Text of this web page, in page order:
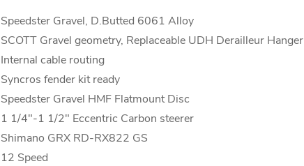
Speedster Gravel, D.Butted 6061 Alloy
SCOTT Gravel geometry, Replaceable UDH Derailleur Hanger
Internal cable routing
Syncros fender kit ready
Speedster Gravel HMF Flatmount Disc
1 1/4"-1 1/2" Eccentric Carbon steerer
Shimano GRX RD-RX822 GS
12 Speed